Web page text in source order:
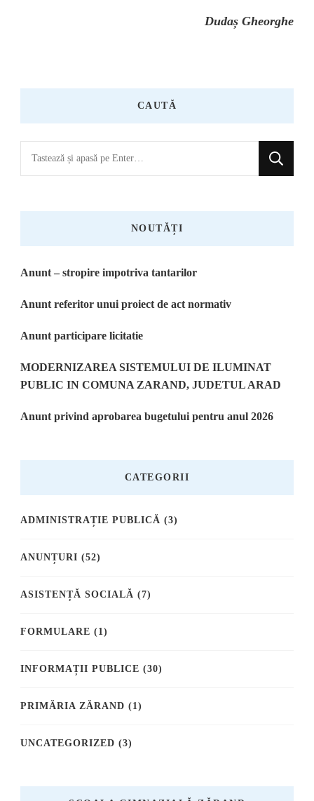
Dudaș Gheorghe
CAUTĂ
ceva?
NOUTĂȚI
Anunt – stropire impotriva tantarilor
Anunt referitor unui proiect de act normativ
Anunt participare licitatie
MODERNIZAREA SISTEMULUI DE ILUMINAT
PUBLIC IN COMUNA ZARAND, JUDETUL ARAD
Anunt privind aprobarea bugetului pentru anul 2026
CATEGORII
ADMINISTRAȚIE PUBLICĂ (3)
ANUNȚURI (52)
ASISTENȚĂ SOCIALĂ (7)
FORMULARE (1)
INFORMAȚII PUBLICE (30)
PRIMĂRIA ZĂRAND (1)
UNCATEGORIZED (3)